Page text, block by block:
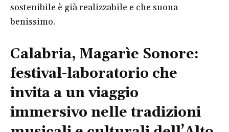
sostenibile è già realizzabile e che suona
benissimo.
Calabria, Magarìe Sonore:
festival-laboratorio che
invita a un viaggio
immersivo nelle tradizioni